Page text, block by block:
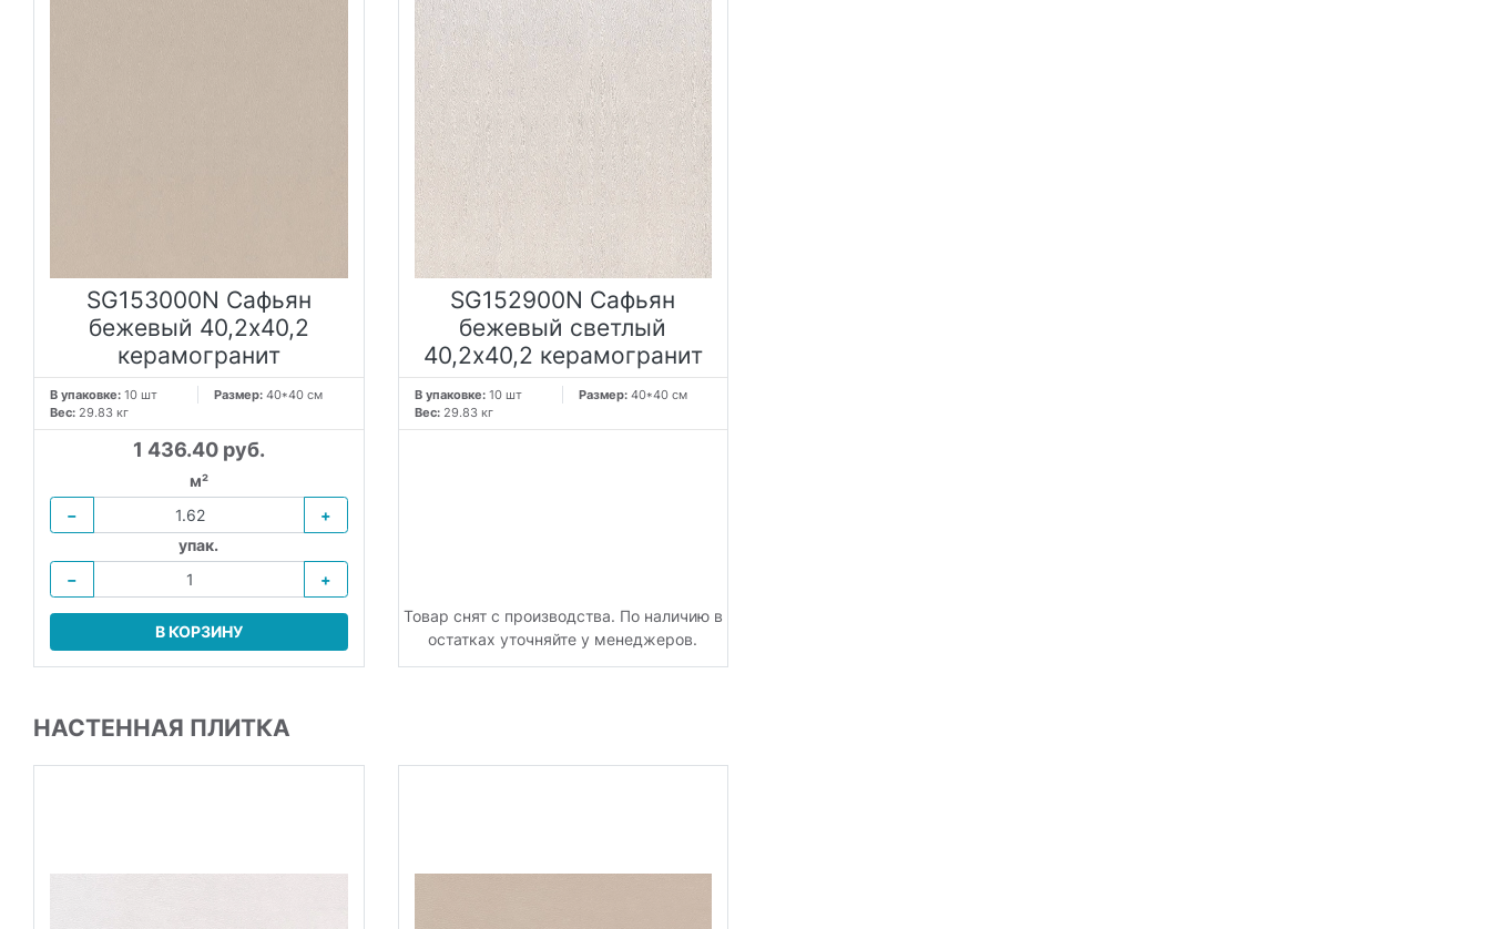
SG153000N Сафьян
бежевый 40,2x40,2
керамогранит
В упаковке: 10 шт Размер:40*40 см
Вес: 29.83 кг
1 436.40 руб.
м²
−
+
упак.
−
+
В КОРЗИНУ
SG152900N Сафьян
бежевый светлый
40,2x40,2 керамогранит
В упаковке:10 шт Размер: 40*40 см
Вес: 29.83 кг
Товар снят с производства. По наличию в
остатках уточняйте у менеджеров.
НАСТЕННАЯ ПЛИТКА